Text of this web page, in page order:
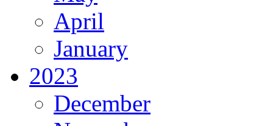
April
January
2023
December